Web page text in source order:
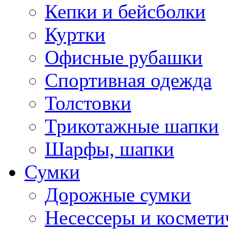
Кепки и бейсболки
Куртки
Офисные рубашки
Спортивная одежда
Толстовки
Трикотажные шапки
Шарфы, шапки
Сумки
Дорожные сумки
Несессеры и